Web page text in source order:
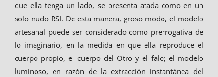
que ella tenga un lado, se presenta atada como en un
solo nudo RSI. De esta manera, groso modo, el modelo
artesanal puede ser considerado como prerrogativa de
lo imaginario, en la medida en que ella reproduce el
cuerpo propio, el cuerpo del Otro y el falo; el modelo
luminoso, en razón de la extracción instantánea del